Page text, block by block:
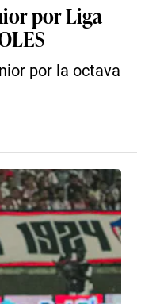
por Liga
por la octava